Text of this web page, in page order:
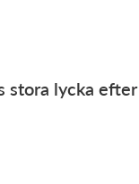
lycka